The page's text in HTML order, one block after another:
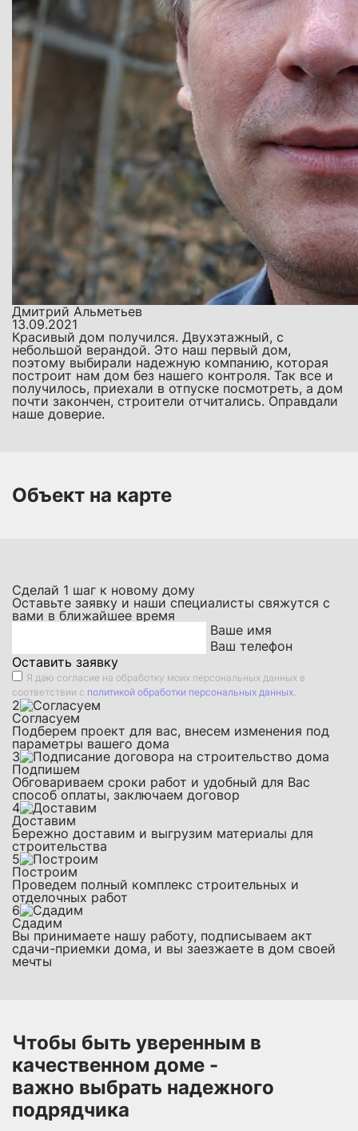
Дмитрий Альметьев
13.09.2021
Красивый дом получился. Двухэтажный, с
небольшой верандой. Это наш первый дом,
поэтому выбирали надежную компанию, которая
построит нам дом без нашего контроля. Так все и
получилось, приехали в отпуске посмотреть, а дом
почти закончен, строители отчитались. Оправдали
наше доверие.
Объект на карте
Сделай 1 шаг к новому дому
Оставьте заявку и наши специалисты свяжутся с
вами в ближайшее время
Ваше имя
Ваш телефон
Оставить заявку
Я даю согласие на обработку моих персональных данных в
соответствии с политикой обработки персональных данных.
2
Согласуем
Подберем проект для вас, внесем изменения под
параметры вашего дома
3
Подпишем
Обговариваем сроки работ и удобный для Вас
способ оплаты, заключаем договор
4
Доставим
Бережно доставим и выгрузим материалы для
строительства
5
Построим
Проведем полный комплекс строительных и
отделочных работ
6
Сдадим
Вы принимаете нашу работу, подписываем акт
сдачи-приемки дома, и вы заезжаете в дом своей
мечты
Чтобы быть уверенным в
качественном доме -
важно выбрать надежного
подрядчика